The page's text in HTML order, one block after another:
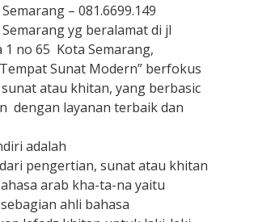
– 081.6699.149
yg beralamat di jl
no 65 Kota Semarang,
Sunat Modern” berfokus
atau khitan, yang berbasic
dengan layanan terbaik dan
adalah
pengertian, sunat atau khitan
arab kha-ta-na yaitu
ahli bahasa